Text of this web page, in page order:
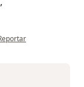
opinión del usuario